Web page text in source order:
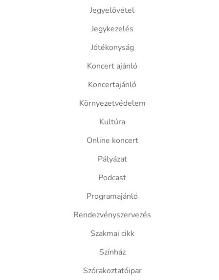
Jegyelővétel
Jegykezelés
Jótékonyság
Koncert ajánló
Koncertajánló
Környezetvédelem
Kultúra
Online koncert
Pályázat
Podcast
Programajánló
Rendezvényszervezés
Szakmai cikk
Színház
Szórakoztatóipar